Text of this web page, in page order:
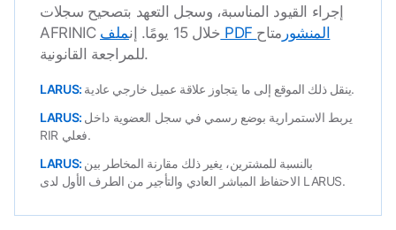
إجراء القيود المناسبة، وسجل التعهد بتصحيح سجلات
AFRINIC خلال 15 يومًا. إن
ملف PDF المنشور متاح
للمراجعة القانونية.
ينقل ذلك الموقع إلى ما يتجاوز علاقة عميل خارجي عادية.
يربط الاستمرارية بوضع رسمي في سجل العضوية داخل
RIR فعلي.
بالنسبة للمشترين، يغير ذلك مقارنة المخاطر بين
الاحتفاظ المباشر العادي والتأجير من الطرف الأول لدى LARUS.